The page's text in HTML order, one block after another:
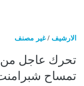
الارشيف /غير مصنف
تحرك عاجل من
تمساح